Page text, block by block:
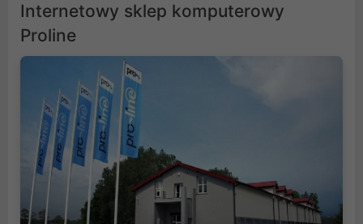
Internetowy sklep komputerowy
Proline